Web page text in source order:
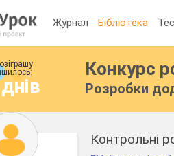
Журнал Бібліотека
Конкурс
Розробки
Контрольні